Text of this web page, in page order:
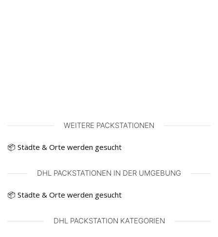
WEITERE PACKSTATIONEN
📦 Städte & Orte werden gesucht
DHL PACKSTATIONEN IN DER UMGEBUNG
📦 Städte & Orte werden gesucht
DHL PACKSTATION KATEGORIEN